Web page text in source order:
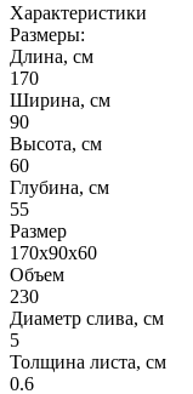
Характеристики
Размеры:
Длина, см
170
Ширина, см
90
Высота, см
60
Глубина, см
55
Размер
170x90x60
Объем
230
Диаметр слива, см
5
Толщина листа, см
0.6